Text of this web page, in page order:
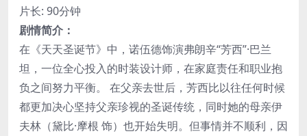
片长: 90分钟
剧情简介：
在《天天圣诞节》中，诺伍德饰演弗朗辛“芳西”·巴兰
坦，一位全心投入的时装设计师，在家庭责任和职业抱
负之间努力平衡。 在父亲去世后，芳西比以往任何时候
都更加决心坚持父亲珍视的圣诞传统，同时她的母亲伊
夫林（黛比·摩根 饰）也开始失明。但事情并不顺利，因